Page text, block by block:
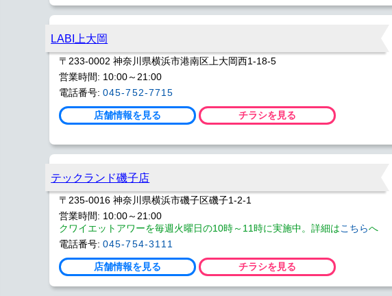
LABI上大岡
〒233-0002 神奈川県横浜市港南区上大岡西1-18-5
営業時間: 10:00～21:00
電話番号: 045-752-7715
店舗情報を見る チラシを見る
テックランド磯子店
〒235-0016 神奈川県横浜市磯子区磯子1-2-1
営業時間: 10:00～21:00
クワイエットアワーを毎週火曜日の10時～11時に実施中。詳細はこちらへ
電話番号: 045-754-3111
店舗情報を見る チラシを見る